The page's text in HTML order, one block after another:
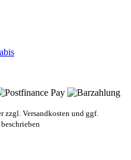
zzgl. Versandkosten und ggf.